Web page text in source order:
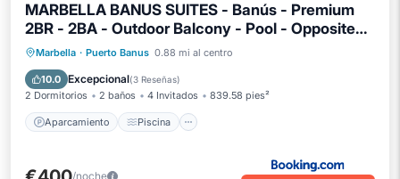
MARBELLA BANUS SUITES - Banús - Premium
2BR - 2BA - Outdoor Balcony - Pool - Opposite
ME Marbella Hotel - Walk to Beach - Near Puerto
Banús Marina & El Corte Ing Luxury Shopping -
Ideal for Families - Quiet Community
Marbella · Puerto Banus 0.88 mi al centro
10.0 Excepcional(3 Reseñas)
2 Dormitorios 2 baños 4 Invitados 839.58 pies²
Aparcamiento Piscina
Aparcamiento
Piscina
Balcón/Terraza
/noche